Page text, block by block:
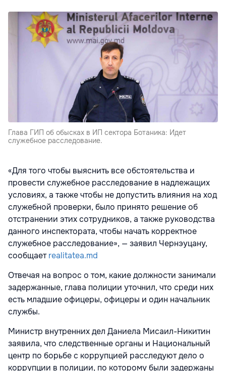
Глава ГИП об обысках в ИП сектора Ботаника: Идет
служебное расследование.
«Для того чтобы выяснить все обстоятельства и
провести служебное расследование в надлежащих
условиях, а также чтобы не допустить влияния на ход
служебной проверки, было принято решение об
отстранении этих сотрудников, а также руководства
данного инспектората, чтобы начать корректное
служебное расследование», — заявил Чернэуцану,
сообщаетrealitatea.md
Отвечая на вопрос о том, какие должности занимали
задержанные, глава полиции уточнил, что среди них
есть младшие офицеры, офицеры и один начальник
службы.
Министр внутренних дел Даниела Мисаил-Никитин
заявила, что следственные органы и Национальный
центр по борьбе с коррупцией расследуют дело о
коррупции в полиции, по которому были задержаны